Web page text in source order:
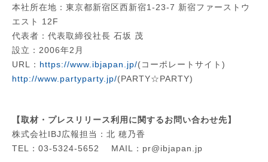
本社所在地：東京都新宿区西新宿1-23-7 新宿ファーストウ
エスト 12F
代表者：代表取締役社長 石坂 茂
設立：2006年2月
URL： https://www.ibjapan.jp/(コーポレートサイト)
http://www.partyparty.jp/(PARTY☆PARTY)
【取材・プレスリリース利用に関するお問い合わせ先】
株式会社IBJ広報担当：北 穂乃香
TEL：03-5324-5652 MAIL：pr@ibjapan.jp